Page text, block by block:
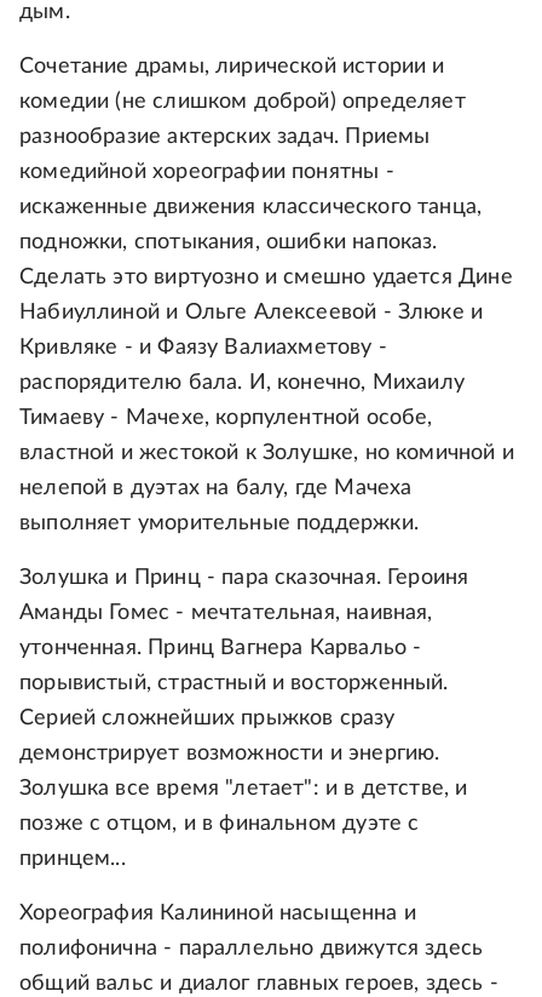
дым.
Сочетание драмы, лирической истории и
комедии (не слишком доброй) определяет
разнообразие актерских задач. Приемы
комедийной хореографии понятны -
искаженные движения классического танца,
подножки, спотыкания, ошибки напоказ.
Сделать это виртуозно и смешно удается Дине
Набиуллиной и Ольге Алексеевой - Злюке и
Кривляке - и Фаязу Валиахметову -
распорядителю бала. И, конечно, Михаилу
Тимаеву - Мачехе, корпулентной особе,
властной и жестокой к Золушке, но комичной и
нелепой в дуэтах на балу, где Мачеха
выполняет уморительные поддержки.
Золушка и Принц - пара сказочная. Героиня
Аманды Гомес - мечтательная, наивная,
утонченная. Принц Вагнера Карвальо -
порывистый, страстный и восторженный.
Серией сложнейших прыжков сразу
демонстрирует возможности и энергию.
Золушка все время "летает": и в детстве, и
позже с отцом, и в финальном дуэте с
принцем...
Хореография Калининой насыщенна и
полифонична - параллельно движутся здесь
общий вальс и диалог главных героев, здесь -